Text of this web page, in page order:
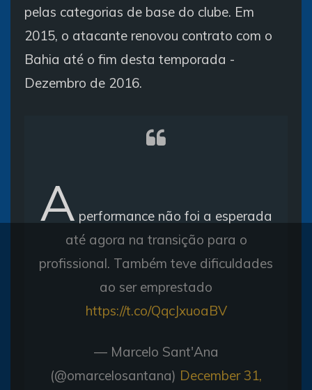
pelas categorias de base do clube. Em
2015, o atacante renovou contrato com o
Bahia até o fim desta temporada -
Dezembro de 2016.
A performance não foi a esperada
até agora na transição para o
profissional. Também teve dificuldades
ao ser emprestado
https://t.co/QqcJxuoaBV
— Marcelo Sant'Ana
(@omarcelosantana) December 31,